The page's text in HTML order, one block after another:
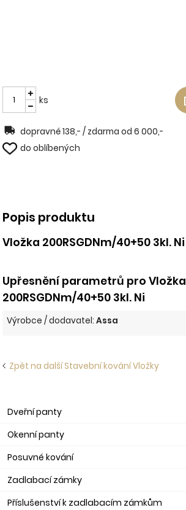
ks
dopravné 138,- / zdarma od 6 000,-
do oblíbených
Popis produktu
Vložka 200RSGDNm/40+50 3kl. Ni
Upřesnění parametrů pro Vložka
200RSGDNm/40+50 3kl. Ni
Výrobce / dodavatel:Assa
Zpět na další Stavební kování Vložky
Dveřní panty
Okenní panty
Posuvné kování
Zadlabací zámky
Příslušenství k zadlabacím zámkům